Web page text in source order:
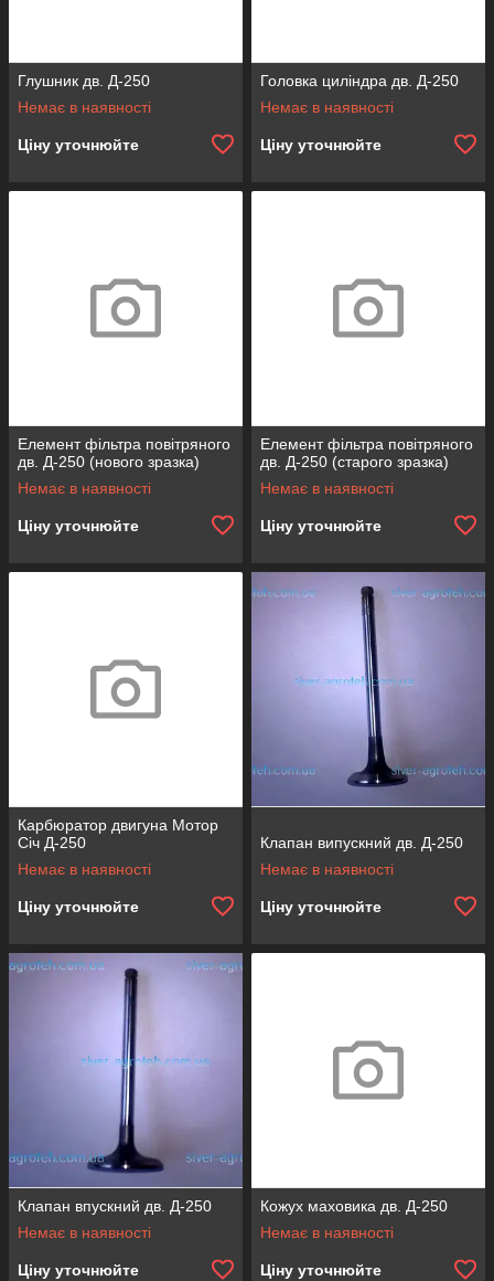
Глушник дв. Д-250
Немає в наявності
Ціну уточнюйте
Головка циліндра дв. Д-250
Немає в наявності
Ціну уточнюйте
Елемент фільтра повітряного
дв. Д-250 (нового зразка)
Немає в наявності
Ціну уточнюйте
Елемент фільтра повітряного
дв. Д-250 (старого зразка)
Немає в наявності
Ціну уточнюйте
Карбюратор двигуна Мотор
Січ Д-250
Немає в наявності
Ціну уточнюйте
Клапан випускний дв. Д-250
Немає в наявності
Ціну уточнюйте
Клапан впускний дв. Д-250
Немає в наявності
Ціну уточнюйте
Кожух маховика дв. Д-250
Немає в наявності
Ціну уточнюйте